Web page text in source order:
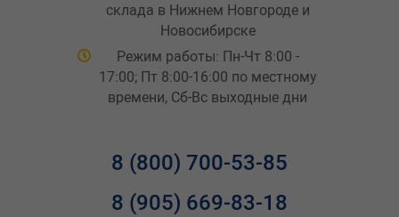
склада в Нижнем Новгороде и
Новосибирске
Режим работы: Пн-Чт 8:00 -
17:00; Пт 8:00-16:00 по местному
времени, Сб-Вс выходные дни
8 (800) 700-53-85
8 (905) 669-83-18